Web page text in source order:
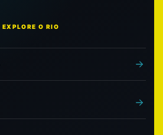
EXPLORE O RIO